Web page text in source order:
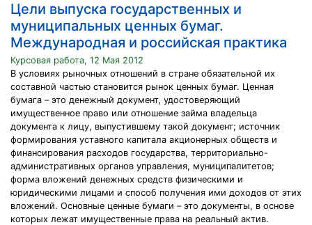
Цели выпуска государственных и
муниципальных ценных бумаг.
Международная и российская практика
Курсовая работа, 12 Мая 2012
В условиях рыночных отношений в стране обязательной их
составной частью становится рынок ценных бумаг. Ценная
бумага – это денежный документ, удостоверяющий
имущественное право или отношение займа владельца
документа к лицу, выпустившему такой документ; источник
формирования уставного капитала акционерных обществ и
финансирования расходов государства, территориально-
административных органов управления, муниципалитетов;
форма вложений денежных средств физическими и
юридическими лицами и способ получения ими доходов от этих
вложений. Основные ценные бумаги – это документы, в основе
которых лежат имущественные права на реальный актив.